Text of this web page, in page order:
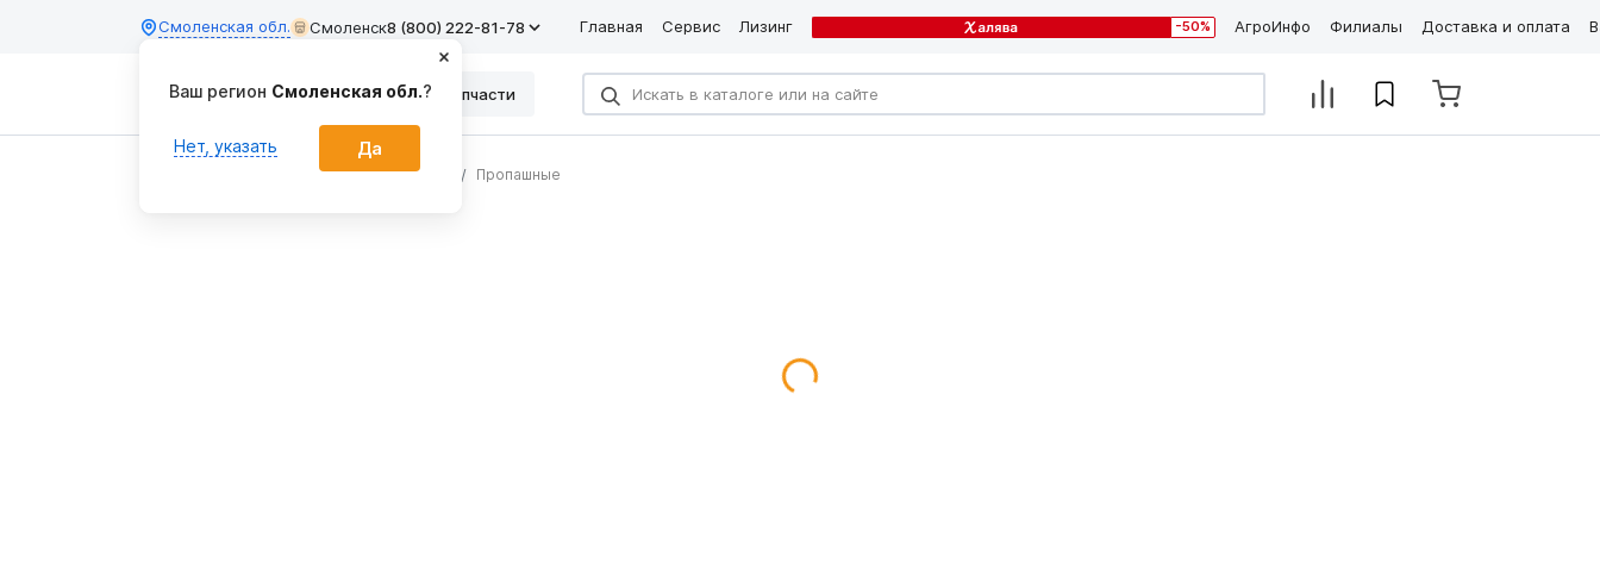
Смоленская обл. Смоленск8 (800) 222-81-78 Главная Сервис Лизинг -50% АгроИнфо Филиалы Доставка и оплата
Каталог Запчасти
Сеялки и посевные комплексы Пропашные
Ваш регион Смоленская обл.?
Нет, указать Да